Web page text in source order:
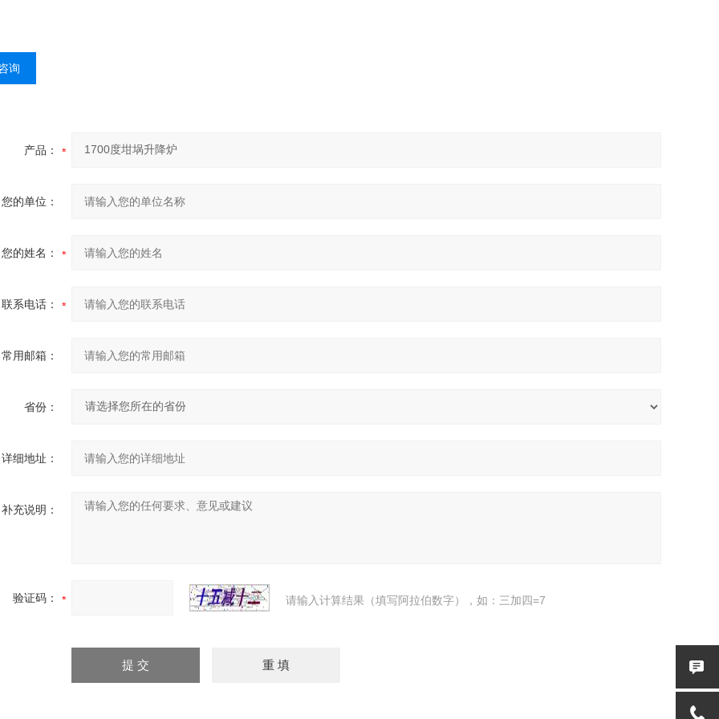
询
产品：
您的单位：
您的姓名：
联系电话：
常用邮箱：
省份：
详细地址：
补充说明：
验证码： 请输入计算结果（填写阿拉伯数字），如：三加四=7